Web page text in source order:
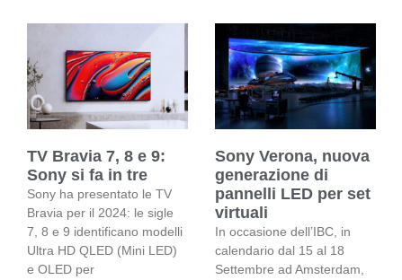
TV Bravia 7, 8 e 9:
Sony si fa in tre
Sony ha presentato le TV
Bravia per il 2024: le sigle
7, 8 e 9 identificano modelli
Ultra HD QLED (Mini LED)
e OLED per
Sony Verona, nuova
generazione di
pannelli LED per set
virtuali
In occasione dell’IBC, in
calendario dal 15 al 18
Settembre ad Amsterdam,